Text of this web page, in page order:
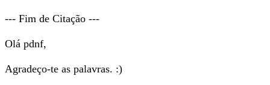
--- Fim de Citação ---
Olá pdnf,
Agradeço-te as palavras. :)